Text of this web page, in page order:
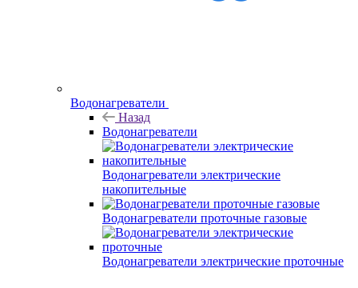
Водонагреватели
Назад
Водонагреватели
Водонагреватели электрические
накопительные
Водонагреватели проточные газовые
Водонагреватели электрические проточные